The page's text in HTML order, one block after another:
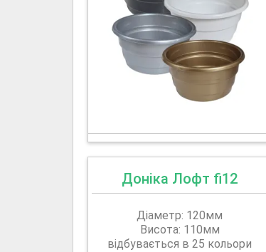
Доніка Лофт fi12
Діаметр: 120мм
Висота: 110мм
відбувається в 25 кольори